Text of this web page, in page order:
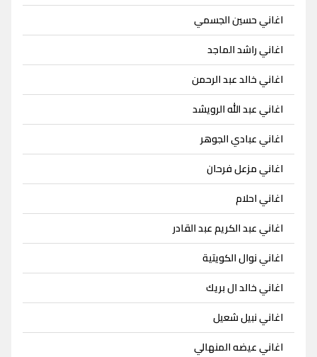
اغاني حسين الجسمي
اغاني راشد الماجد
اغاني خالد عبد الرحمن
اغاني عبد الله الرويشد
اغاني عبادي الجوهر
اغاني مزعل فرحان
اغاني احلام
اغاني عبد الكريم عبد القادر
اغاني نوال الكويتية
اغاني خالد ال بريك
اغاني نبيل شعيل
اغاني عيضه المنهالي